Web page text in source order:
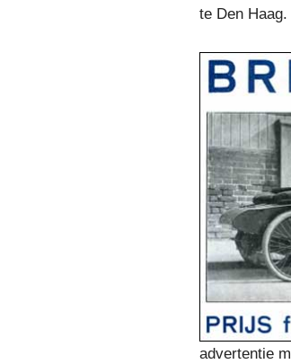
te Den
advertentie